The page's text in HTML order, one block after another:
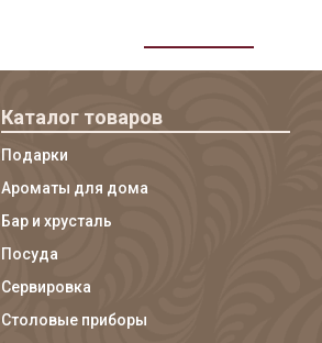
Каталог товаров
Подарки
Ароматы для дома
Бар и хрусталь
Посуда
Сервировка
Столовые приборы